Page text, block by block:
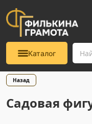
Каталог
Назад
Садовая